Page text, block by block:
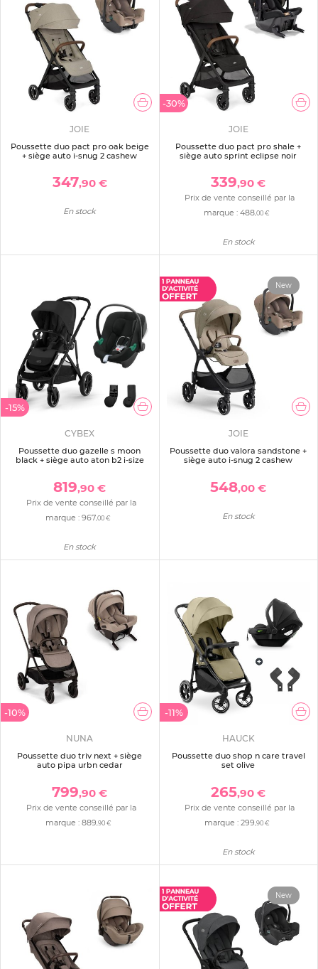
JOIE
Poussette duo pact pro oak beige
+ siège auto i-snug 2 cashew
347,90 €
En stock
-30%
JOIE
Poussette duo pact pro shale +
siège auto sprint eclipse noir
339,90 €
Prix de vente conseillé par la
marque :488,00 €
En stock
-15%
CYBEX
Poussette duo gazelle s moon
black + siège auto aton b2 i-size
819,90 €
Prix de vente conseillé par la
marque :967,00 €
En stock
New
JOIE
Poussette duo valora sandstone +
siège auto i-snug 2 cashew
548,00 €
En stock
-10%
NUNA
Poussette duo triv next + siège
auto pipa urbn cedar
799,90 €
Prix de vente conseillé par la
marque : 889 ,90 €
-11%
HAUCK
Poussette duo shop n care travel
set olive
265,90 €
Prix de vente conseillé par la
marque : 299 ,90 €
En stock
New